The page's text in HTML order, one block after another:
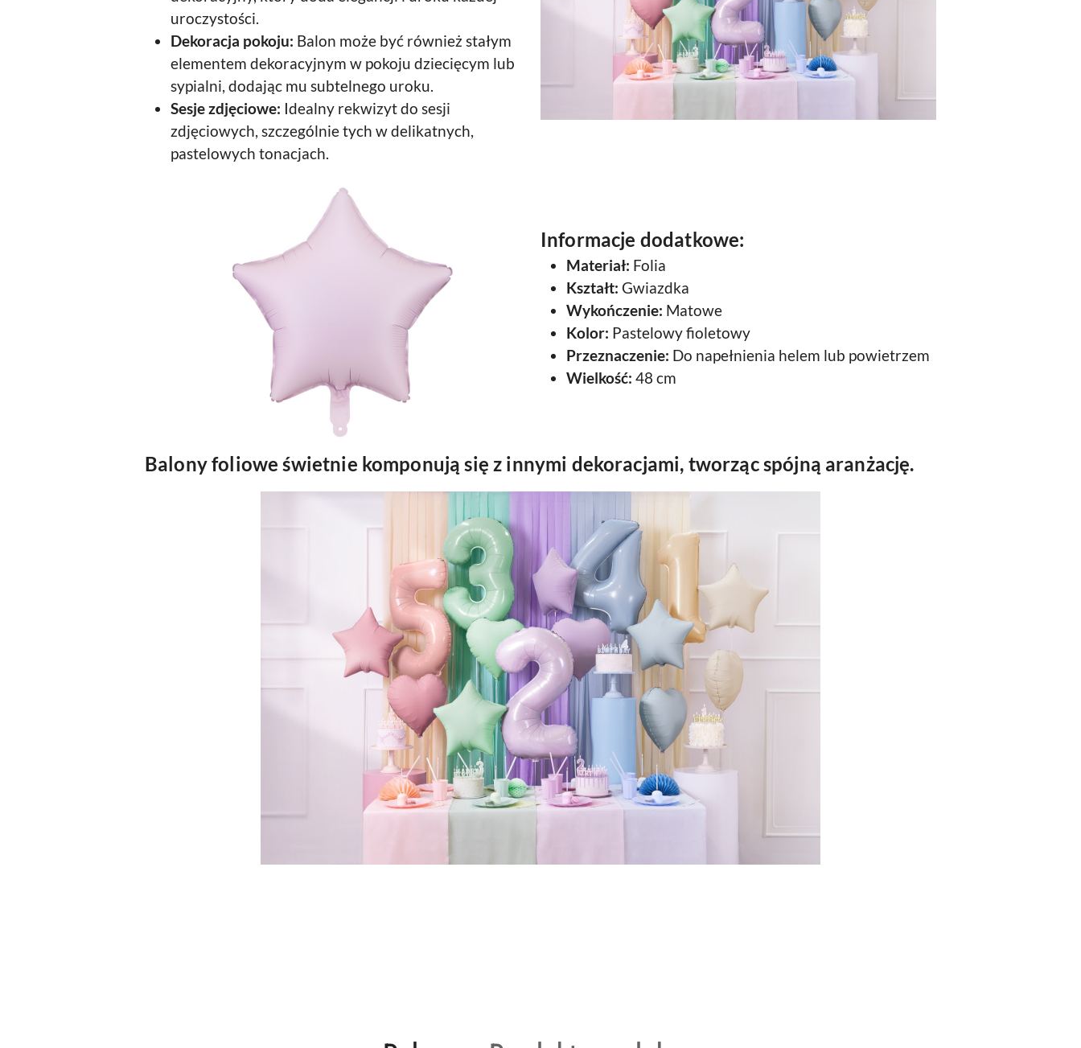
uroczystości.
Dekoracja pokoju: Balon może być również stałym
elementem dekoracyjnym w pokoju dziecięcym lub
sypialni, dodając mu subtelnego uroku.
Sesje zdjęciowe: Idealny rekwizyt do sesji
zdjęciowych, szczególnie tych w delikatnych,
pastelowych tonacjach.
Informacje dodatkowe:
Materiał: Folia
Kształt: Gwiazdka
Wykończenie: Matowe
Kolor: Pastelowy fioletowy
Przeznaczenie: Do napełnienia helem lub powietrzem
Wielkość: 48 cm
Balony foliowe świetnie komponują się z innymi dekoracjami, tworząc spójną aranżację.